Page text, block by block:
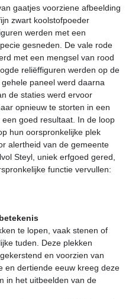
gaatjes voorziene afbeelding
zwart koolstofpoeder
werden met een
gesneden. De vale rode
met een mengsel van rood
reliëffiguren werden op de
paneel werd daarna
de staties werd ervoor
opnieuw te storten in een
goed resultaat. In de loop
hun oorspronkelijke plek
alertheid van de gemeente
Steyl, uniek erfgoed gered,
functie vervullen:
te lopen, vaak stenen of
tuden. Deze plekken
en voorzien van
en dertiende eeuw kreeg deze
in het uitbeelden van de